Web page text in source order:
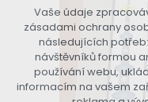
Technická cookies
nutná pro
udržení kontextu
případná
apod.
Vaše údaje
zásadami ochrany
následujících
návštěvníků formou
používání webu,
informacím na vašem